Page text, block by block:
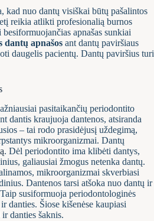
kad nuo dantų visiškai būtų pašalintos
reikia atlikti profesionalią burnos
apnašas sunkiai
dantų apnašos ant dantų paviršiaus
daugelis pacientų. Dantų paviršius turi
pasitaikančių periodontito
dantis kraujuoja dantenos, atsiranda
– tai rodo prasidėjusį uždegimą,
mikroorganizmai. Dantų
. Dėl periodontito ima klibėti dantys,
galiausiai žmogus netenka dantų.
mikroorganizmai skverbiasi
Dantenos tarsi atšoka nuo dantų ir
susiformuoja periodontologinės
danties. Šiose kišenėse kaupiasi
danties šaknis.